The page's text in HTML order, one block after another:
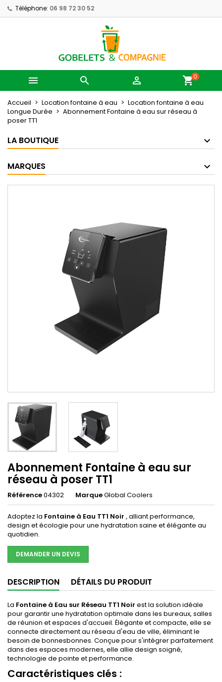
Téléphone: 06 98 72 30 52
   shopping_cart0
Accueil Location fontaine à eau
Location fontaine à eau
Longue Durée
Abonnement Fontaine à eau sur réseau à
poser TT1
LA BOUTIQUE
MARQUES
Abonnement Fontaine à eau sur
réseau à poser TT1
Référence04302 MarqueGlobal Coolers
Adoptez la Fontaine à Eau TT1 Noir , alliant performance,
design et écologie pour une hydratation saine et élégante au
quotidien.
DEMANDER UN DEVIS
DESCRIPTION DÉTAILS DU PRODUIT
La Fontaine à Eau sur Réseau TT1 Noir est la solution idéale
pour garantir une hydratation optimale dans les bureaux, salles
de réunion et espaces d'accueil. Élégante et compacte, elle se
connecte directement au réseau d'eau de ville, éliminant le
besoin de bonnesbonnes. Conçue pour s'intégrer parfaitement
dans des espaces modernes, elle allie design soigné,
technologie de pointe et performance.
Caractéristiques clés :